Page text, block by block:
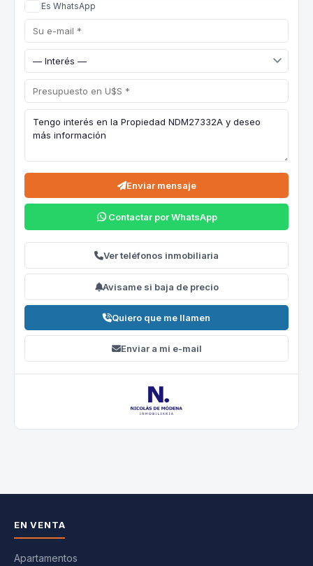
Es WhatsApp
Enviar mensaje
Contactar por WhatsApp
Ver teléfonos inmobiliaria
Avisame si baja de precio
Quiero que me llamen
Enviar a mi e-mail
EN VENTA
Apartamentos